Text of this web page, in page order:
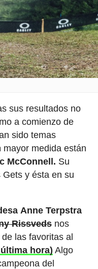
sus resultados no
a comienzo de
sido temas
medida están
McConnell. Su
y ésta en su
Anne Terpstra
Rissveds nos
las favoritas al
hora) Algo
del